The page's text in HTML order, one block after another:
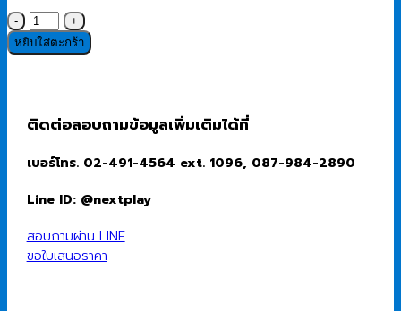
จำนวน
Wired
Headset
แบบ
สาย)
WH125
หยิบใส่ตะกร้า
ติดต่อสอบถามข้อมูลเพิ่มเติมได้ที่
เบอร์โทร. 02-491-4564 ext. 1096, 087-984-2890
Line ID: @nextplay
สอบถามผ่าน LINE
ขอใบเสนอราคา